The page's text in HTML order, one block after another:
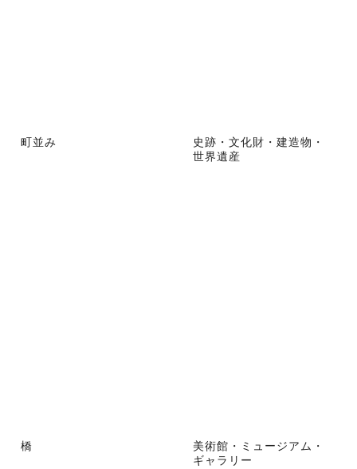
町並み
史跡・文化財・建造物・
世界遺産
橋
美術館・ミュージアム・
ギャラリー